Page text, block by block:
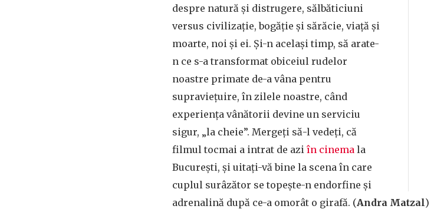
despre natură și distrugere, sălbăticiuni
versus civilizație, bogăție și sărăcie, viață și
moarte, noi și ei. Și-n același timp, să arate-
n ce s-a transformat obiceiul rudelor
noastre primate de-a vâna pentru
supraviețuire, în zilele noastre, când
experiența vânătorii devine un serviciu
sigur, „la cheie”. Mergeți să-l vedeți, că
filmul tocmai a intrat de azi în cinema la
București, și uitați-vă bine la scena în care
cuplul surâzător se topește-n endorfine și
adrenalină după ce-a omorât o girafă. (Andra Matzal)